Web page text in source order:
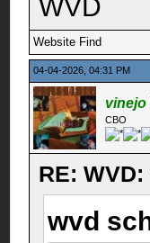
WVD
Website Find
04-04-2026, 04:31 PM
vinejo
CBO
RE:
wvd